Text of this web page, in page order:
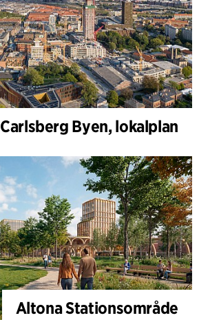
Carlsberg Byen, lokalplan
Altona Stationsområde